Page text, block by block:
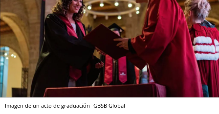
Imagen de un acto de graduación GBSB Global